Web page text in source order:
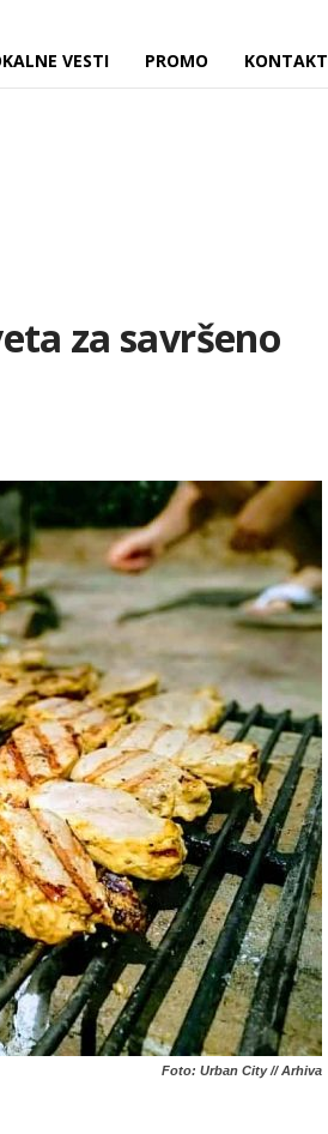
VESTI PROMO KONTAKT
za savršeno
Foto: Urban City // Arhiva